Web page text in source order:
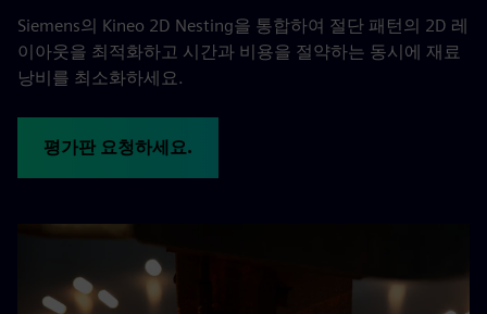
Siemens의 Kineo 2D Nesting을 통합하여 절단 패턴의 2D 레
이아웃을 최적화하고 시간과 비용을 절약하는 동시에 재료
낭비를 최소화하세요.
평가판 요청하세요.